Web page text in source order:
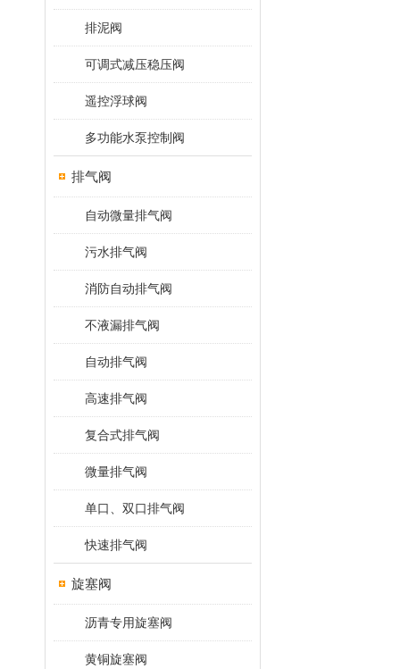
排泥阀
可调式减压稳压阀
遥控浮球阀
多功能水泵控制阀
排气阀
自动微量排气阀
污水排气阀
消防自动排气阀
不液漏排气阀
自动排气阀
高速排气阀
复合式排气阀
微量排气阀
单口、双口排气阀
快速排气阀
旋塞阀
沥青专用旋塞阀
黄铜旋塞阀